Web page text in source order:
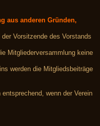
aus anderen Gründen,
Vorsitzende des Vorstands
Mitgliederversammlung keine
werden die Mitgliedsbeiträge
wenn der Verein